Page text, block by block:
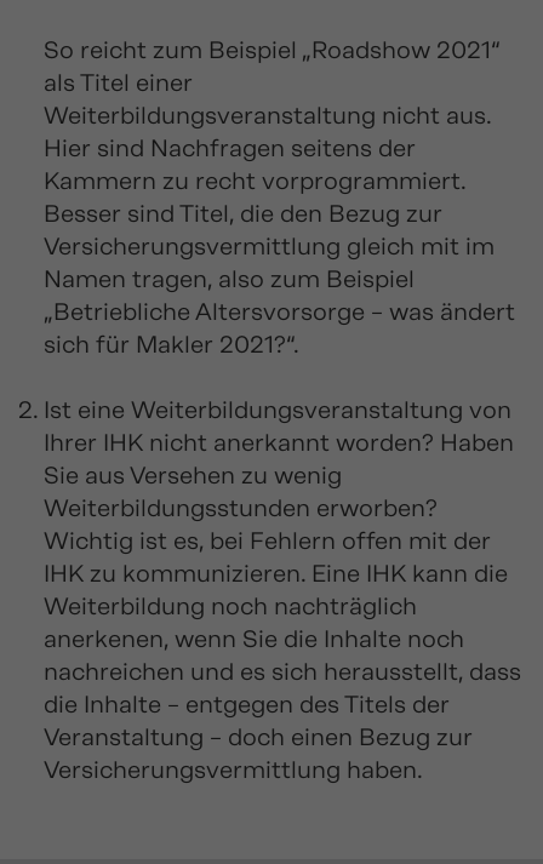
So reicht zum Beispiel „Roadshow 2021“
als Titel einer
Weiterbildungsveranstaltung nicht aus.
Hier sind Nachfragen seitens der
Kammern zu recht vorprogrammiert.
Besser sind Titel, die den Bezug zur
Versicherungsvermittlung gleich mit im
Namen tragen, also zum Beispiel
„Betriebliche Altersvorsorge – was ändert
sich für Makler 2021?“.
Ist eine Weiterbildungsveranstaltung von
Ihrer IHK nicht anerkannt worden? Haben
Sie aus Versehen zu wenig
Weiterbildungsstunden erworben?
Wichtig ist es, bei Fehlern offen mit der
IHK zu kommunizieren. Eine IHK kann die
Weiterbildung noch nachträglich
anerkenen, wenn Sie die Inhalte noch
nachreichen und es sich herausstellt, dass
die Inhalte – entgegen des Titels der
Veranstaltung – doch einen Bezug zur
Versicherungsvermittlung haben.